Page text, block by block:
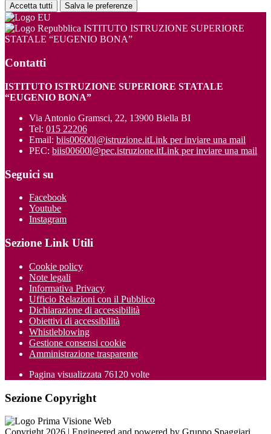
Accetta tutti Salva le preferenze
ISTITUTO ISTRUZIONE SUPERIORE
STATALE “EUGENIO BONA”
Contatti
ISTITUTO ISTRUZIONE SUPERIORE STATALE
“EUGENIO BONA”
Via Antonio Gramsci, 22, 13900 Biella BI
Tel: 015 22206
Email: biis00600l@istruzione.itLink per inviare una mail
PEC: biis00600l@pec.istruzione.itLink per inviare una mail
Seguici su
Facebook
Youtube
Instagram
Sezione Link Utili
Cookie policy
Note legali
Informativa Privacy
Ufficio Relazioni con il Pubblico
Dichiarazione di accessibilità
Obiettivi di accessibilità
Whistleblowing
Gestione consensi cookie
Amministrazione trasparente
Pagina visualizzata 76120 volte
Sezione Copyright